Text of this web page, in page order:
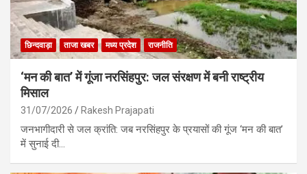
छिन्दवाड़ा ताजा खबर मध्य प्रदेश राजनीति
‘मन की बात’ में गूंजा नरसिंहपुर: जल संरक्षण में बनी राष्ट्रीय
मिसाल
31/07/2026 Rakesh Prajapati
जनभागीदारी से जल क्रांति: जब नरसिंहपुर के प्रयासों की गूंज ‘मन की बात’
में सुनाई दी…